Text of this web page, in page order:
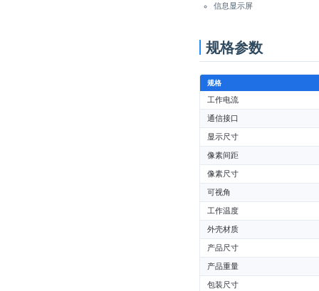
信息显示屏
规格参数
规格
工作电流
通信接口
显示尺寸
像素间距
像素尺寸
可视角
工作温度
外壳材质
产品尺寸
产品重量
包装尺寸